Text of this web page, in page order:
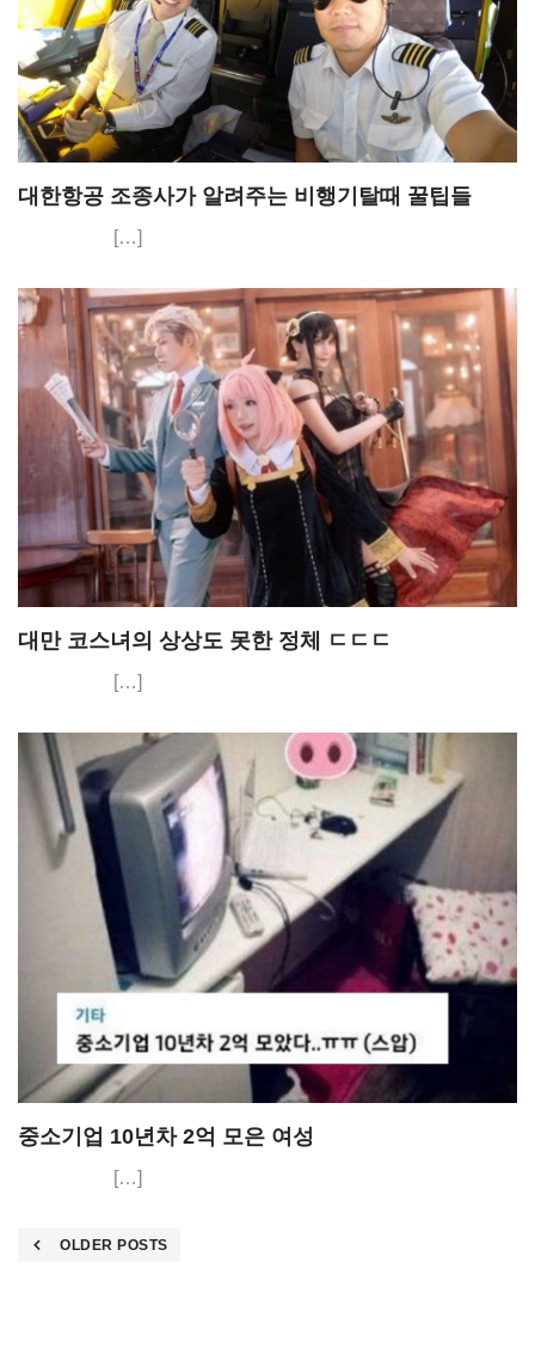
대한항공 조종사가 알려주는 비행기탈때 꿀팁들
[…]
대만 코스녀의 상상도 못한 정체 ㄷㄷㄷ
[…]
중소기업 10년차 2억 모은 여성
[…]
Posts
OLDER POSTS